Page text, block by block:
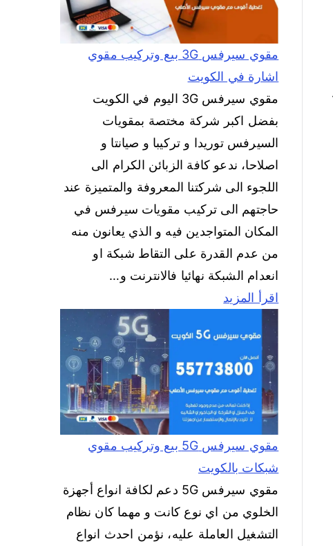
مقوي سيرفس 3G بيع وتركيب مقوي
اشارة في الكويت
مقوي سيرفس 3G اليوم في الكويت
بفضل اكبر شركة مختصة بمقويات
السيرفس توريدا و تركيبا و صيانتا و
اصلاحا، ندعو كافة الزبائن الكرام الى
اللجوء الى شركتنا المعروفة والمتميزة عند
حاجتهم الى تركيب مقويات سيرفس في
المكان المتواجدين فيه و الذي يعانون منه
من عدم القدرة على التقاط شبكة او
انعدام الشبكة نهائيا فالانترنت و…
اقرأ المزيد
مقوي سيرفس 5G بيع وتركيب مقوي
شبكات بالكويت
مقوي سيرفس 5G دعم لكافة انواع أجهزة
الخلوي من اي نوع كانت و مهما كان نظام
التشغيل العاملة عليه، نؤمن احدث انواع